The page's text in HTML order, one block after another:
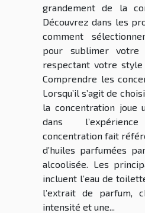
grandement de la
Découvrez dans les
comment
pour sublimer votre
respectant votre style
Comprendre les
Lorsqu’il s’agit de
la concentration joue
dans
concentration fait
d’huiles parfumées
alcoolisée. Les
incluent l’eau de
l’extrait de parfum,
intensité et une...